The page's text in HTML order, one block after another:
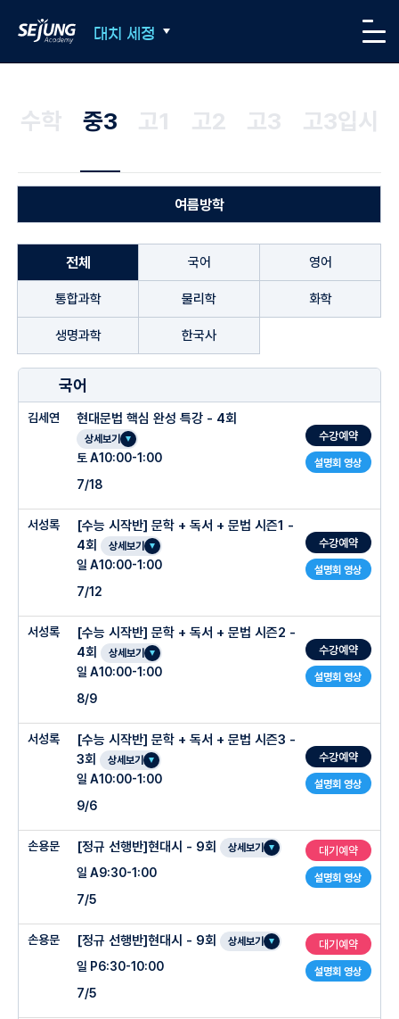
SEJUNG Academy
대치 세정 메뉴
수학 중3 고1 고2 고3 고3입시
여름방학
전체 국어 영어
통합과학 물리학 화학
생명과학 한국사
국어
김세연
설명회 영상
현대문법 핵심 완성 특강 - 4회
상세보기
토 A10:00-1:00
7/18
수강예약
서성록
설명회 영상
[수능 시작반] 문학 + 독서 + 문법 시즌1 -
4회
상세보기
일 A10:00-1:00
7/12
수강예약
서성록
설명회 영상
[수능 시작반] 문학 + 독서 + 문법 시즌2 -
4회
상세보기
일 A10:00-1:00
8/9
수강예약
서성록
설명회 영상
[수능 시작반] 문학 + 독서 + 문법 시즌3 -
3회
상세보기
일 A10:00-1:00
9/6
수강예약
손용문
설명회 영상
[정규 선행반]현대시 - 9회 상세보기
일 A9:30-1:00
7/5
대기예약
손용문
설명회 영상
[정규 선행반]현대시 - 9회 상세보기
일 P6:30-10:00
7/5
대기예약